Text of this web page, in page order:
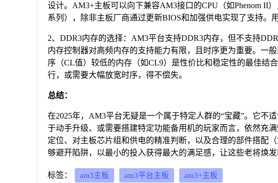
设计。AM3+主板可以向下兼容AM3接口的CPU（如Phenom II
系列），除非主板厂商通过更新BIOS和加强供电实现了支持。
2、DDR3内存的选择：AM3平台支持DDR3内存，但不支持
内存控制器对高频内存的支持能力有限，且时序更为重要。一
序（CL值）较低的内存（如CL9）是性价比和稳定性的最佳结
行，或需要大幅放宽时序，得不偿失。
总结：
在2025年，AM3平台无疑是一个属于特定人群的“宝藏”。它不
于动手升级、或需要搭建特定功能备用机的玩家而言，依然充
定位、对主板芯片组和供电的精准判断，以及合理的部件搭配
够避开陷阱，以最小的投入获得最大的满足感，让这些老将焕发
标签： am3主板 am3平台主板 am3+主板